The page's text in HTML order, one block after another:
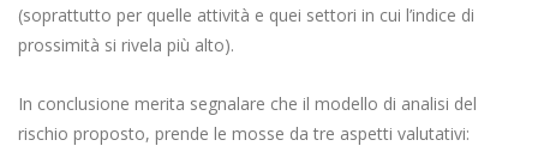
(soprattutto per quelle attività e quei settori in cui l’indice di
prossimità si rivela più alto).
In conclusione merita segnalare che il modello di analisi del
rischio proposto, prende le mosse da tre aspetti valutativi: